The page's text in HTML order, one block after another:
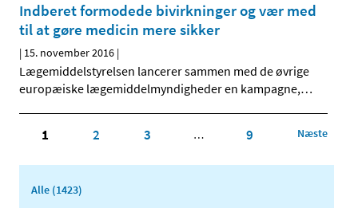
Indberet formodede bivirkninger og vær med
til at gøre medicin mere sikker
| 15. november 2016 |
Lægemiddelstyrelsen lancerer sammen med de øvrige
europæiske lægemiddelmyndigheder en kampagne,…
1 2 3 … 9 Næste
Alle (1423)